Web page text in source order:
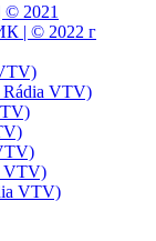
© 2021
| © 2022 г
Rádia VTV)
VTV)
VTV)